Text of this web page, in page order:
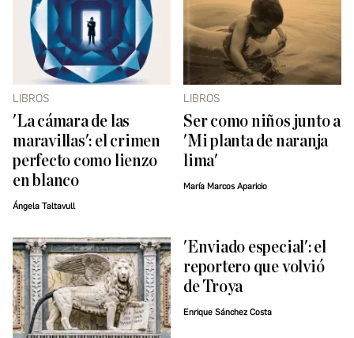
LIBROS
'La cámara de las
maravillas': el crimen
perfecto como lienzo
en blanco
Ángela Taltavull
LIBROS
Ser como niños junto a
'Mi planta de naranja
lima'
María Marcos Aparicio
'Enviado especial': el
reportero que volvió
de Troya
Enrique Sánchez Costa